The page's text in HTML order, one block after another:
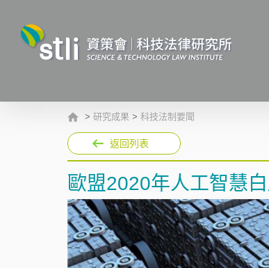
> 研究成果 > 科技法制要聞
返回列表
歐盟2020年人工智慧